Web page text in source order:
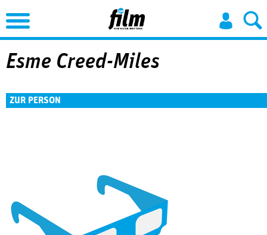
Jump to Navigation
Esme Creed-Miles
ZUR PERSON